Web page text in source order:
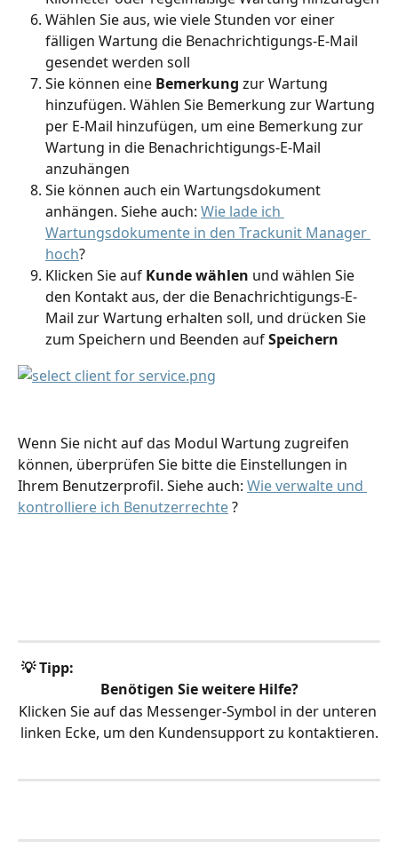
Wählen Sie aus, wie viele Stunden vor einer
fälligen Wartung die Benachrichtigungs-E-Mail
gesendet werden soll
Sie können eine Bemerkung zur Wartung
hinzufügen. Wählen Sie Bemerkung zur Wartung
per E-Mail hinzufügen, um eine Bemerkung zur
Wartung in die Benachrichtigungs-E-Mail
anzuhängen
Sie können auch ein Wartungsdokument
anhängen. Siehe auch: Wie lade ich
Wartungsdokumente in den Trackunit Manager
hoch?
Klicken Sie auf Kunde wählen und wählen Sie
den Kontakt aus, der die Benachrichtigungs-E-
Mail zur Wartung erhalten soll, und drücken Sie
zum Speichern und Beenden auf Speichern
Wenn Sie nicht auf das Modul Wartung zugreifen
können, überprüfen Sie bitte die Einstellungen in
Ihrem Benutzerprofil. Siehe auch: Wie verwalte und
kontrolliere ich Benutzerrechte ?
💡 Tipp:
Benötigen Sie weitere Hilfe?
Klicken Sie auf das Messenger-Symbol in der unteren
linken Ecke, um den Kundensupport zu kontaktieren.